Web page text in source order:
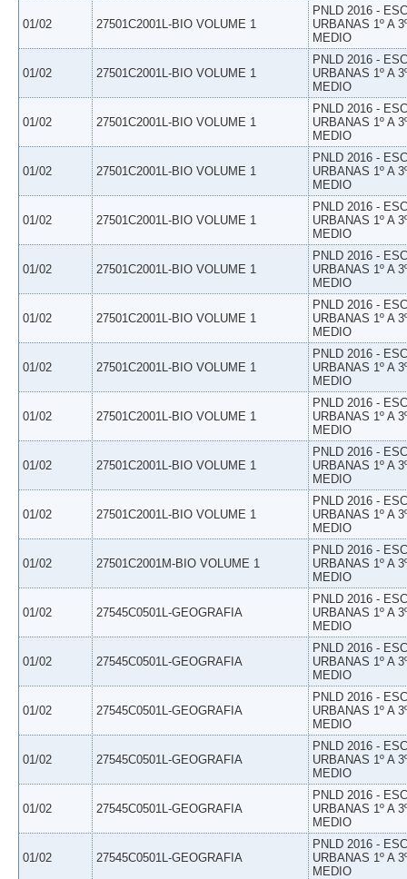
01/02 27501C2001L-BIO VOLUME 1
PNLD 2016 -
URBANAS 1º A
MEDIO
01/02 27501C2001L-BIO VOLUME 1
PNLD 2016 -
URBANAS 1º A
MEDIO
01/02 27501C2001L-BIO VOLUME 1
PNLD 2016 -
URBANAS 1º A
MEDIO
01/02 27501C2001L-BIO VOLUME 1
PNLD 2016 -
URBANAS 1º A
MEDIO
01/02 27501C2001L-BIO VOLUME 1
PNLD 2016 -
URBANAS 1º A
MEDIO
01/02 27501C2001L-BIO VOLUME 1
PNLD 2016 -
URBANAS 1º A
MEDIO
01/02 27501C2001L-BIO VOLUME 1
PNLD 2016 -
URBANAS 1º A
MEDIO
01/02 27501C2001L-BIO VOLUME 1
PNLD 2016 -
URBANAS 1º A
MEDIO
01/02 27501C2001L-BIO VOLUME 1
PNLD 2016 -
URBANAS 1º A
MEDIO
01/02 27501C2001L-BIO VOLUME 1
PNLD 2016 -
URBANAS 1º A
MEDIO
01/02 27501C2001L-BIO VOLUME 1
PNLD 2016 -
URBANAS 1º A
MEDIO
01/02 27501C2001M-BIO VOLUME 1
PNLD 2016 -
URBANAS 1º A
MEDIO
01/02 27545C0501L-GEOGRAFIA
PNLD 2016 -
URBANAS 1º A
MEDIO
01/02 27545C0501L-GEOGRAFIA
PNLD 2016 -
URBANAS 1º A
MEDIO
01/02 27545C0501L-GEOGRAFIA
PNLD 2016 -
URBANAS 1º A
MEDIO
01/02 27545C0501L-GEOGRAFIA
PNLD 2016 -
URBANAS 1º A
MEDIO
01/02 27545C0501L-GEOGRAFIA
PNLD 2016 -
URBANAS 1º A
MEDIO
01/02 27545C0501L-GEOGRAFIA
PNLD 2016 -
URBANAS 1º A
MEDIO